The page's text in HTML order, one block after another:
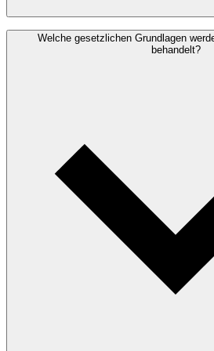
Müdigkeit am Steuer ist eine der
Güterverkehr. Die gesetzlichen Lenk-
Welche gesetzlichen Grundlagen
behandelt?